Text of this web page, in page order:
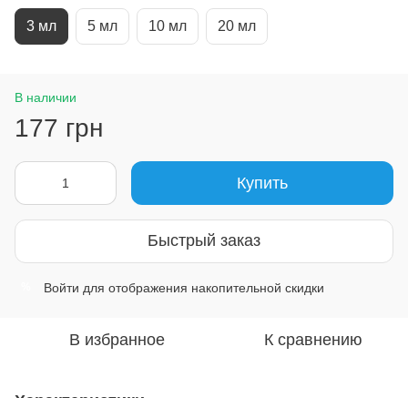
3 мл 5 мл 10 мл 20 мл
В наличии
177 грн
Купить
Быстрый заказ
Войти для отображения накопительной скидки
В избранное К сравнению